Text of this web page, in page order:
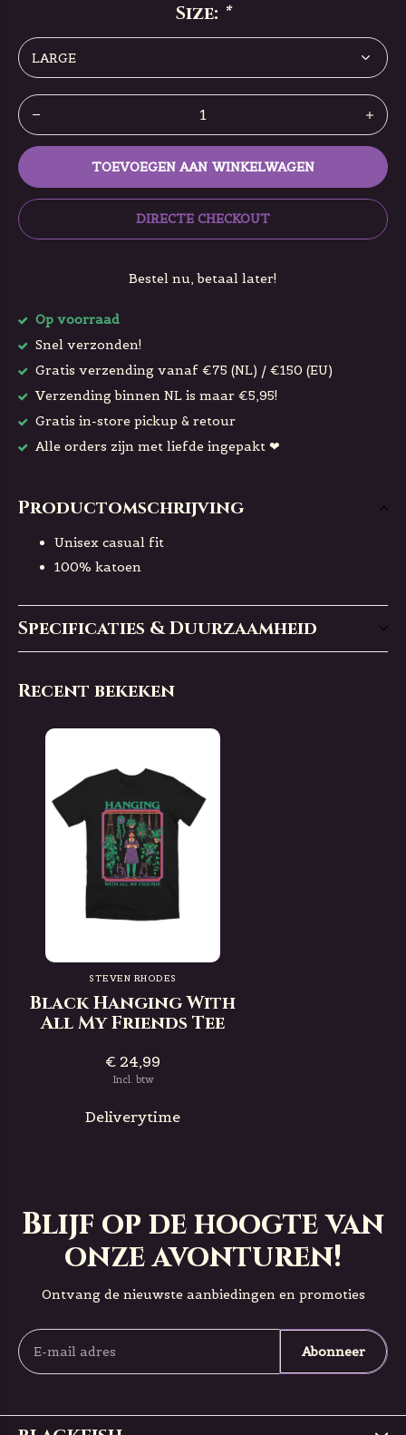
Size: *
TOEVOEGEN AAN WINKELWAGEN
DIRECTE CHECKOUT
Bestel nu, betaal later!
Op voorraad
Snel verzonden!
Gratis verzending vanaf €75 (NL) / €150 (EU)
Verzending binnen NL is maar €5,95!
Gratis in-store pickup & retour
Alle orders zijn met liefde ingepakt ❤
Productomschrijving
Unisex casual fit
100% katoen
Specificaties & Duurzaamheid
Recent bekeken
STEVEN RHODES
Black Hanging With
All My Friends Tee
€ 24,99
Incl. btw
Deliverytime
Blijf op de hoogte van
onze avonturen!
Ontvang de nieuwste aanbiedingen en promoties
Abonneer